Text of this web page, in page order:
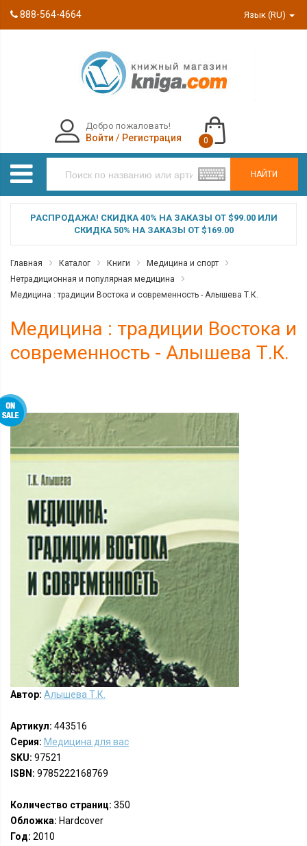
888-564-4664 Язык (RU)
НАЙТИ
Добро пожаловать!
Войти / Регистрация 0
РАСПРОДАЖА! СКИДКА 40% НА ЗАКАЗЫ ОТ $99.00 ИЛИ
СКИДКА 50% НА ЗАКАЗЫ ОТ $169.00
Главная Каталог Книги
Медицина и спорт
Нетрадиционная и популярная медицина
Медицина : традиции Востока и современность - Алышева Т.К.
Медицина : традиции Востока и
современность - Алышева Т.К.
Автор: Алышева Т.К.
Артикул: 443516
Серия: Медицина для вас
SKU: 97521
ISBN: 9785222168769
Количество страниц: 350
Обложка: Hardcover
Год: 2010